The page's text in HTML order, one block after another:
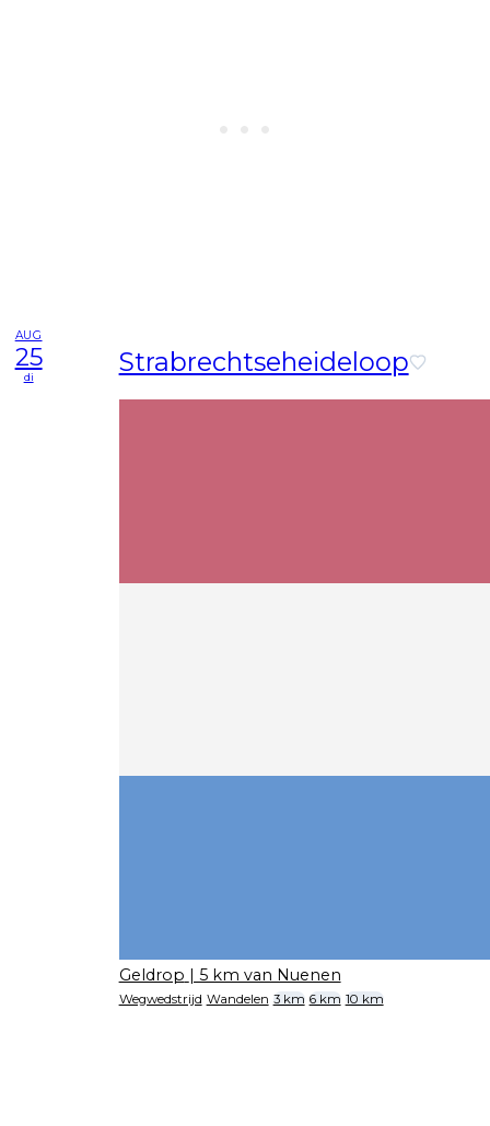
AUG
25
di Strabrechtseheideloop
Geldrop | 5 km van Nuenen
Wegwedstrijd Wandelen 3 km 6 km 10 km